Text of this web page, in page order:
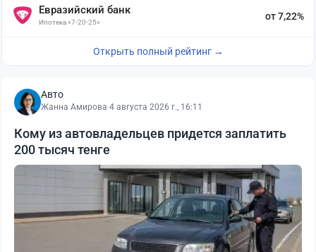
Евразийский банк
Ипотека «7-20-25»
от 7,22%
Открыть полный рейтинг →
Авто
Жанна Амирова·4 августа 2026 г., 16:11
Кому из автовладельцев придется заплатить
200 тысяч тенге